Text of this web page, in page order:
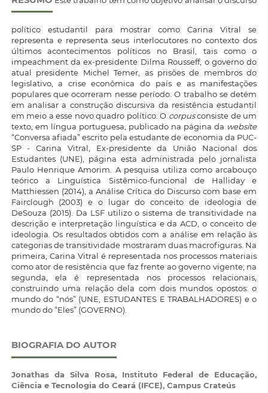
político estudantil para mostrar como Carina Vitral se
representa e representa seus interlocutores no contexto dos
últimos acontecimentos políticos no Brasil, tais como o
impeachment da ex-presidente Dilma Rousseff, o governo do
atual presidente Michel Temer, as prisões de membros do
legislativo, a crise econômica do país e as manifestações
populares que ocorreram nesse período. O trabalho se detém
em analisar a construção discursiva da resistência estudantil
em meio a esse novo quadro político. O corpusconsiste de um
texto, em língua portuguesa, publicado na página da website
“Conversa afiada” escrito pela estudante de economia da PUC-
SP - Carina Vitral, Ex-presidente da União Nacional dos
Estudantes (UNE), página esta administrada pelo jornalista
Paulo Henrique Amorim. A pesquisa utiliza como arcabouço
teórico a Linguística Sistêmico-funcional de Halliday e
Matthiessen (2014), a Análise Crítica do Discurso com base em
Fairclough (2003) e o lugar do conceito de ideologia de
DeSouza (2015). Da LSF utilizo o sistema de transitividade na
descrição e interpretação linguística e da ACD, o conceito de
ideologia. Os resultados obtidos com a análise em relação às
categorias de transitividade mostraram duas macrofiguras. Na
primeira, Carina Vitral é representada nos processos materiais
como ator de resistência que faz frente ao governo vigente; na
segunda, ela é representada nos processos relacionais,
construindo uma relação dela com dois mundos opostos: o
mundo do “nós” (UNE, ESTUDANTES E TRABALHADORES) e o
mundo do “Eles” (GOVERNO).
BIOGRAFIA DO AUTOR
Jonathas da Silva Rosa, Instituto Federal de Educação,
Ciência e Tecnologia do Ceará (IFCE), Campus Crateús